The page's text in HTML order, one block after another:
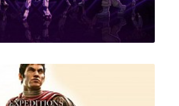
It Takes Two